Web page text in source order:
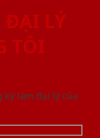
ĐẠI LÝ
TÔI
làm đại lý của